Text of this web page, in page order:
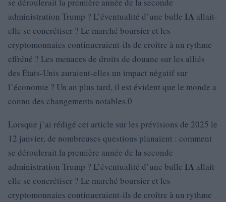
administration Trump ? L’éventualité d’une bulle IA allait-
elle se concrétiser ? Le marché boursier et les
cryptomonnaies continueraient-ils de croître à un rythme
effréné ? Les menaces de droits de douane sur les alliés
des États-Unis auraient-elles un impact négatif sur
l’économie ? Un an plus tard, il est évident que le monde a
connu des changements notables.0
Lorsque j’ai rédigé cet article sur les prévisions de 2025 le
12 janvier, de nombreuses questions planaient : comment
se déroulerait la première année de la seconde
administration Trump ? L’éventualité d’une bulle IA allait-
elle se concrétiser ? Le marché boursier et les
cryptomonnaies continueraient-ils de croître à un rythme